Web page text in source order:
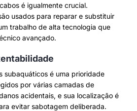
é igualmente crucial.
usados para reparar e substituir
trabalho de alta tecnologia que
avançado.
subaquáticos é uma prioridade
por várias camadas de
acidentais, e sua localização é
evitar sabotagem deliberada.